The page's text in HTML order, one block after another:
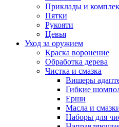
Приклады и
Пятки
Рукояти
Цевья
Уход за оружием
Краска воронение
Обработка дерева
Чистка и смазка
Вишеры
Гибкие
Ерши
Масла и
Наборы для